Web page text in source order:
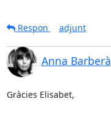
Respon
adjunt
Anna Barberà
Gràcies Elisabet,